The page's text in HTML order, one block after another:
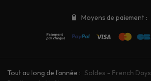
Moyens de paiement :
Tout au long de l'année : Soldes - French Days